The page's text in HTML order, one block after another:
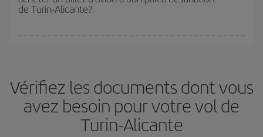
de Turin-Alicante?
billets, plus vous bénéficiez de prix économiques. De plus, en
restant flexible sur les dates et les horaires de vol lors de votre
recherche, vous pourrezchoisir le prix le plus économique.
Vérifiez les documents dont vous
avez besoin pour votre vol de
Turin-Alicante